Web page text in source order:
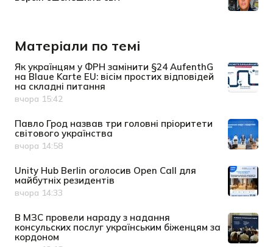
Матеріали по темі
Як українцям у ФРН замінити §24 AufenthG
на Blaue Karte EU: вісім простих відповідей
на складні питання
Дата публікації
вчора 15:42
Павло Грод назвав три головні пріоритети
світового українства
Дата публікації
вчора 14:58
Unity Hub Berlin оголосив Open Call для
майбутніх резидентів
Дата публікації
вчора 14:33
В МЗС провели нараду з надання
консульских послуг українським біженцям за
кордоном